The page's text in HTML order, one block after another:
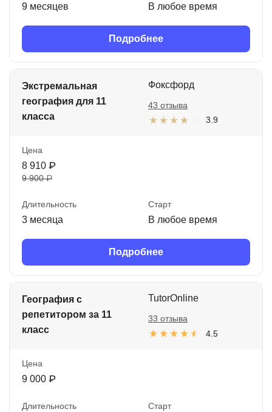
9 месяцев В любое время
Подробнее
Экстремальная
география для 11
класса
Фоксфорд
3.9
43 отзыва
Цена
8 910 ₽
9 900 ₽
Длительность
3 месяца
Старт
В любое время
Подробнее
География с
репетитором за 11
класс
TutorOnline
4.5
33 отзыва
Цена
9 000 ₽
Длительность Старт